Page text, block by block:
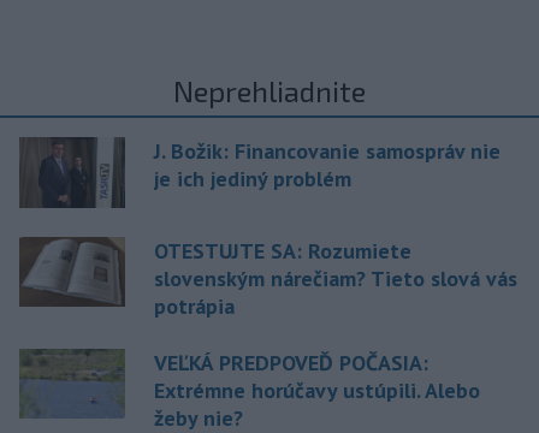
Neprehliadnite
J. Božik: Financovanie samospráv nie
je ich jediný problém
OTESTUJTE SA: Rozumiete
slovenským nárečiam? Tieto slová vás
potrápia
VEĽKÁ PREDPOVEĎ POČASIA:
Extrémne horúčavy ustúpili. Alebo
žeby nie?